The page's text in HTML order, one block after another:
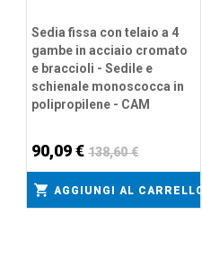
Sedia fissa con telaio a 4
gambe in acciaio cromato
e braccioli - Sedile e
schienale monoscocca in
polipropilene - CAM
90,09 € 138,60 €
AGGIUNGI AL CARRELLO